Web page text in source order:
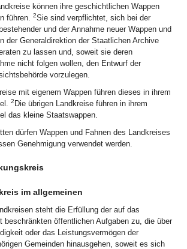
können ihre geschichtlichen Wappen
führen. 2Sie sind verpflichtet, sich bei der
und der Annahme neuer Wappen und
der Generaldirektion der Staatlichen Archive
zu lassen und, soweit sie deren
nicht folgen wollen, den Entwurf der
vorzulegen.
mit eigenem Wappen führen dieses in ihrem
2 Die übrigen Landkreise führen in ihrem
das kleine Staatswappen.
dürfen Wappen und Fahnen des Landkreises
Genehmigung verwendet werden.
im allgemeinen
steht die Erfüllung der auf das
beschränkten öffentlichen Aufgaben zu, die über
oder das Leistungsvermögen der
Gemeinden hinausgehen, soweit es sich